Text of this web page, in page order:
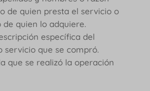
de quien presta el servicio o
de quien lo adquiere.
específica del
servicio que se compró.
que se realizó la operación